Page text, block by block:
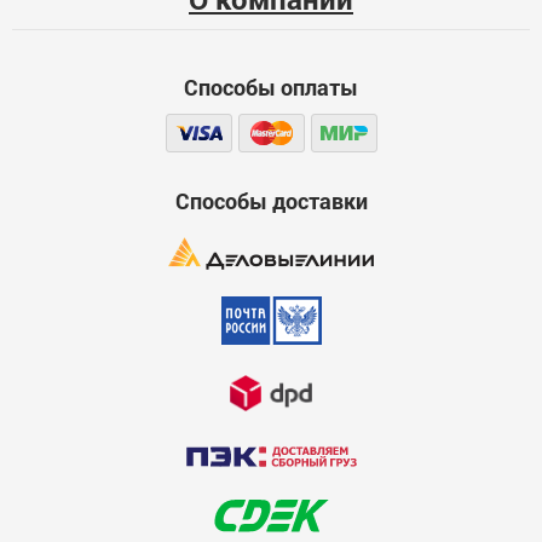
Способы оплаты
Способы доставки